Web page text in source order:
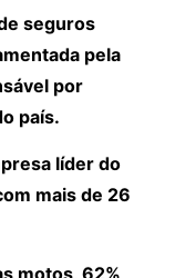
seguros
pela
por
país.
líder do
mais de 26
motos, 62%